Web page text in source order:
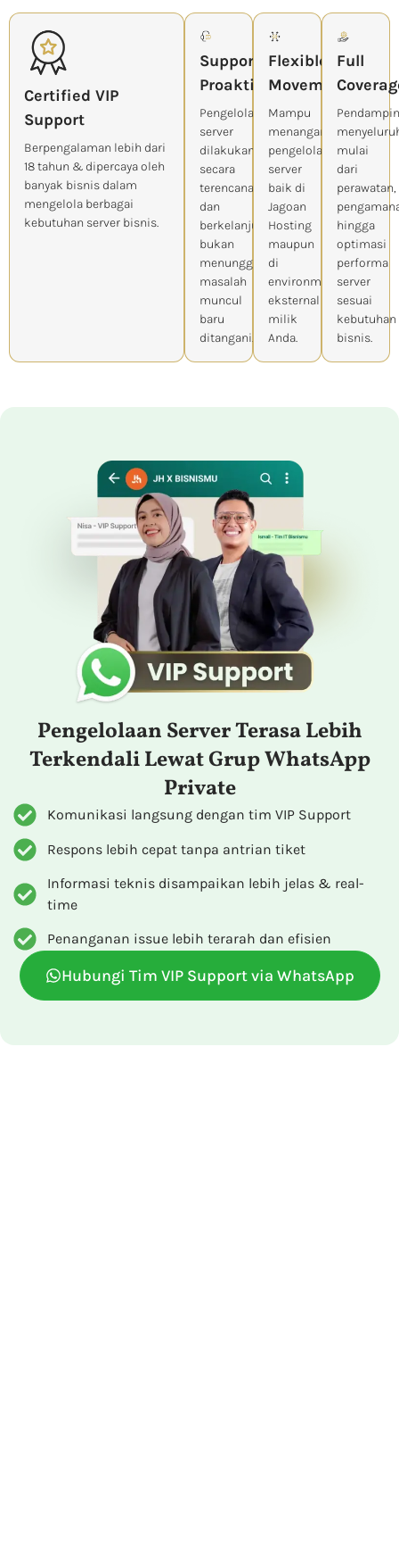
Certified VIP
Support
Berpengalaman lebih dari
18 tahun & dipercaya oleh
banyak bisnis dalam
mengelola berbagai
kebutuhan server bisnis.
Support
Proaktif
Pengelolaan
server
dilakukan
secara
terencana
dan
berkelanjutan,
bukan
menunggu
masalah
muncul
baru
ditangani.
Flexible
Movement
Mampu
menangani
pengelolaan
server
baik di
Jagoan
Hosting
maupun
di
environment
eksternal
milik
Anda.
Full
mulai
dari
perawatan,
hingga
optimasi
performa
server
sesuai
kebutuhan
bisnis.
Pengelolaan Server Terasa Lebih
Terkendali Lewat Grup WhatsApp
Private
Komunikasi langsung dengan tim VIP Support
Respons lebih cepat tanpa antrian tiket
Informasi teknis disampaikan lebih jelas & real-
time
Penanganan issue lebih terarah dan efisien
Hubungi Tim VIP Support via WhatsApp